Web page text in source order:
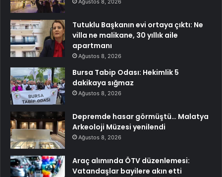
Ağustos 8, 2026
Tutuklu Başkanın evi ortaya çıktı: Ne
villa ne malikane, 30 yıllık aile
apartmanı
Ağustos 8, 2026
Bursa Tabip Odası: Hekimlik 5
dakikaya sığmaz
Ağustos 8, 2026
Depremde hasar görmüştü… Malatya
Arkeoloji Müzesi yenilendi
Ağustos 8, 2026
Araç alımında ÖTV düzenlemesi:
Vatandaşlar bayilere akın etti